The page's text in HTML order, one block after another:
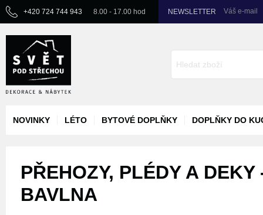
+420 724 744 943 8.00 - 17.00 hod NEWSLETTER Váš e-mail
NOVINKY LÉTO BYTOVÉ DOPLŇKY DOPLŇKY DO
PŘEHOZY, PLÉDY A
BAVLNA